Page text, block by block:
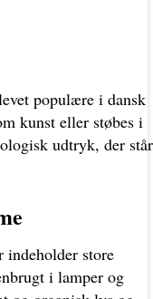
populære i dansk
kunst eller støbes i
udtryk, der
indeholder store
i lamper og